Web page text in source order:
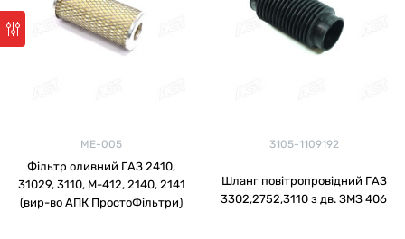
МЕ-005
Фільтр оливний ГАЗ 2410,
31029, 3110, М-412, 2140, 2141
(вир-во АПК ПростоФільтри)
3105-1109192
Шланг повітропровідний ГАЗ
3302,2752,3110 з дв. ЗМЗ 406